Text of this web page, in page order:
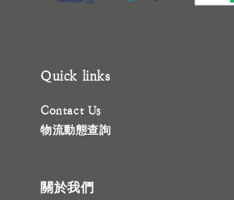
Quick links
Contact Us
物流動態查詢
關於我們